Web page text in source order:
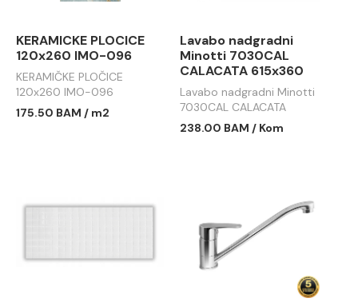
KERAMICKE PLOCICE
120x260 IMO-096
KERAMIČKE PLOČICE
120x260 IMO-096
175.50 BAM / m2
Lavabo nadgradni
Minotti 7030CAL
CALACATA 615x360
Lavabo nadgradni Minotti
7030CAL CALACATA
615x360
238.00 BAM / Kom